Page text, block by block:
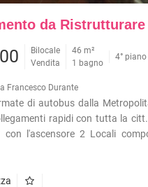
da
Bilocale
Vendita
46 m²
1 bagno
4° piano
Francesco Durante
di autobus dalla
rapidi con tutta la
con l'ascensore 2 Locali